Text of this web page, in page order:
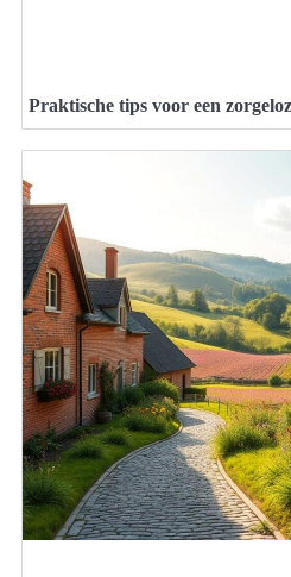
Praktische tips voor een